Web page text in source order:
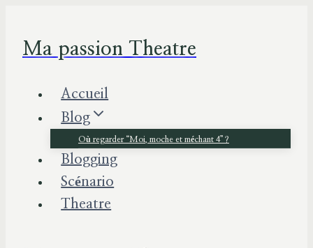
contenu
Ma passion Theatre
Accueil
Blog
Où regarder “Moi, moche et méchant 4” ?
Blogging
Scénario
Theatre